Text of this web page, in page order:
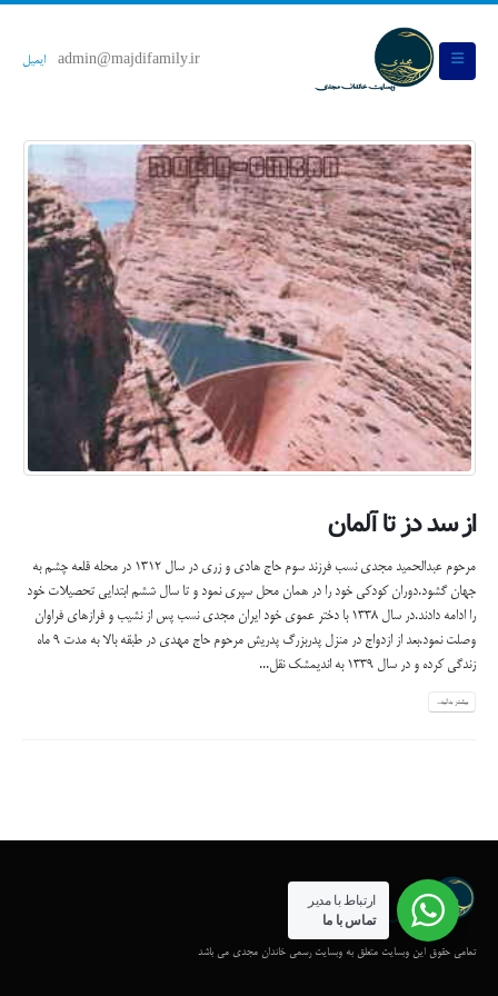
admin@majdifamily.ir ایمیل
از سد دز تا آلمان
مرحوم عبدالحمید مجدی نسب فرزند سوم حاج هادی و زری در سال 1312 در محله قلعه چشم به
جهان گشود.دوران کودکی خود را در همان محل سپری نمود و تا سال ششم ابتدایی تحصیلات خود
را ادامه دادند.در سال 1338 با دختر عموی خود ایران مجدی نسب پس از نشیب و فرازهای فراوان
وصلت نمود.بعد از ازدواج در منزل پدربزرگ پدریش مرحوم حاج مهدی در طبقه بالا به مدت 9 ماه
زندگی کرده و در سال 1339 به اندیمشک نقل...
بیشتر بدانید...
تمامی حقوق این وبسایت متعلق به وبسایت رسمی خاندان مجدی می باشد
ارتباط با مدیر
تماس با ما